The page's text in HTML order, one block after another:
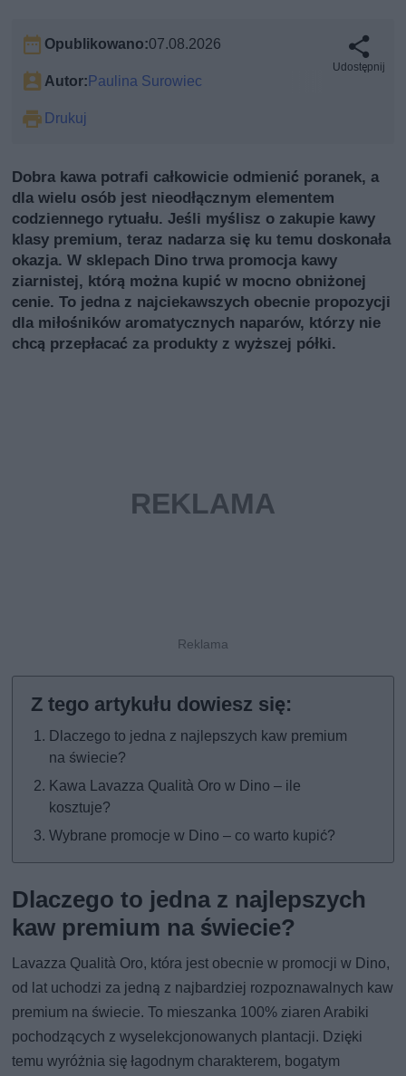
Opublikowano:07.08.2026
Autor:Paulina Surowiec
Drukuj
Udostępnij
Dobra kawa potrafi całkowicie odmienić poranek, a
dla wielu osób jest nieodłącznym elementem
codziennego rytuału. Jeśli myślisz o zakupie kawy
klasy premium, teraz nadarza się ku temu doskonała
okazja. W sklepach Dino trwa promocja kawy
ziarnistej, którą można kupić w mocno obniżonej
cenie. To jedna z najciekawszych obecnie propozycji
dla miłośników aromatycznych naparów, którzy nie
chcą przepłacać za produkty z wyższej półki.
Dlaczego to jedna z najlepszych kaw premium
na świecie?
Kawa Lavazza Qualità Oro w Dino – ile
kosztuje?
Wybrane promocje w Dino – co warto kupić?
Dlaczego to jedna z najlepszych
kaw premium na świecie?
Lavazza Qualità Oro, która jest obecnie w promocji w Dino,
od lat uchodzi za jedną z najbardziej rozpoznawalnych kaw
premium na świecie. To mieszanka 100% ziaren Arabiki
pochodzących z wyselekcjonowanych plantacji. Dzięki
temu wyróżnia się łagodnym charakterem, bogatym